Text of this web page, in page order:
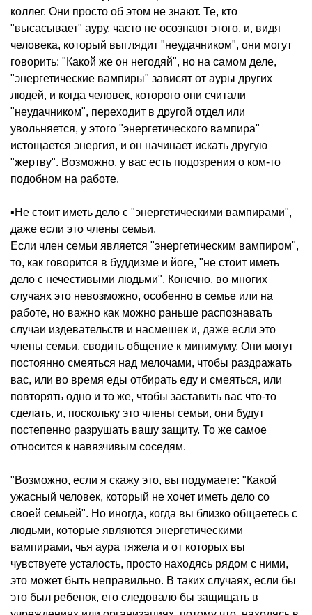
коллег. Они просто об этом не знают. Те, кто
"высасывает" ауру, часто не осознают этого, и, видя
человека, который выглядит "неудачником", они могут
говорить: "Какой же он негодяй", но на самом деле,
"энергетические вампиры" зависят от ауры других
людей, и когда человек, которого они считали
"неудачником", переходит в другой отдел или
увольняется, у этого "энергетического вампира"
истощается энергия, и он начинает искать другую
"жертву". Возможно, у вас есть подозрения о ком-то
подобном на работе.
▪️Не стоит иметь дело с "энергетическими вампирами",
даже если это члены семьи.
Если член семьи является "энергетическим вампиром",
то, как говорится в буддизме и йоге, "не стоит иметь
дело с нечестивыми людьми". Конечно, во многих
случаях это невозможно, особенно в семье или на
работе, но важно как можно раньше распознавать
случаи издевательств и насмешек и, даже если это
члены семьи, сводить общение к минимуму. Они могут
постоянно смеяться над мелочами, чтобы раздражать
вас, или во время еды отбирать еду и смеяться, или
повторять одно и то же, чтобы заставить вас что-то
сделать, и, поскольку это члены семьи, они будут
постепенно разрушать вашу защиту. То же самое
относится к навязчивым соседям.
"Возможно, если я скажу это, вы подумаете: "Какой
ужасный человек, который не хочет иметь дело со
своей семьей". Но иногда, когда вы близко общаетесь с
людьми, которые являются энергетическими
вампирами, чья аура тяжела и от которых вы
чувствуете усталость, просто находясь рядом с ними,
это может быть неправильно. В таких случаях, если бы
это был ребенок, его следовало бы защищать в